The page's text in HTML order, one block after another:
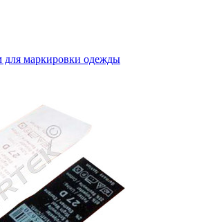
для маркировки одежды